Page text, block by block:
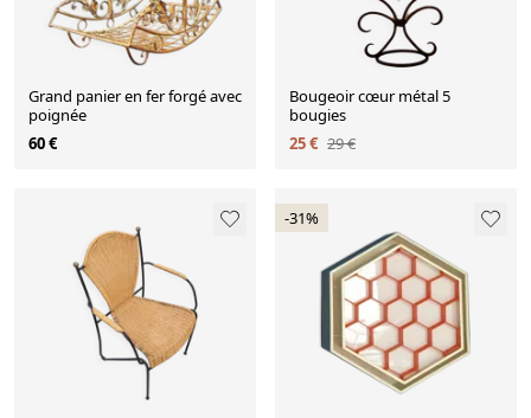
Grand panier en fer forgé avec
poignée
60 €
Bougeoir cœur métal 5
bougies
25 € 29 €
-31%